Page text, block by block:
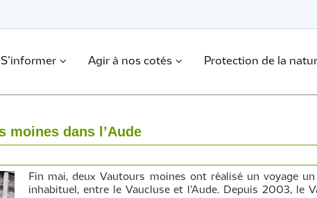
S’informer Agir à nos cotés Protection de la
moines dans l’Aude
Fin mai, deux Vautours moines ont réalisé un voyage
inhabituel, entre le Vaucluse et l’Aude. Depuis 2003, le